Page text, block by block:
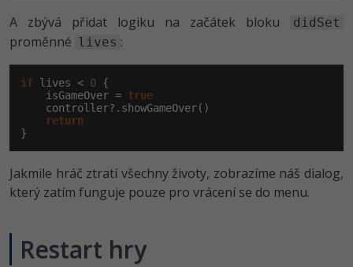
A zbývá přidat logiku na začátek bloku didSet
proměnné lives :
if lives < 0 {
    isGameOver =
true
    controller?.showGameOver()
return
}
Jakmile hráč ztratí všechny životy, zobrazíme náš dialog,
který zatím funguje pouze pro vrácení se do menu.
Restart hry